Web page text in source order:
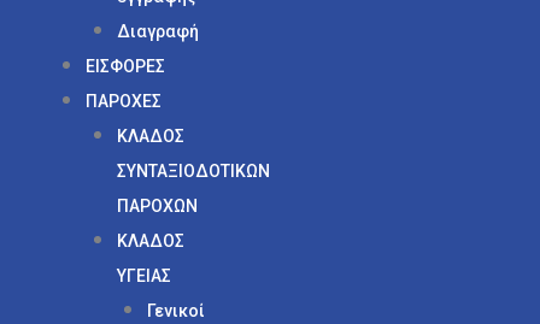
Διαγραφή
ΕΙΣΦΟΡΕΣ
ΠΑΡΟΧΕΣ
ΚΛΑΔΟΣ
ΣΥΝΤΑΞΙΟΔΟΤΙΚΩΝ
ΠΑΡΟΧΩΝ
ΚΛΑΔΟΣ
ΥΓΕΙΑΣ
Γενικοί